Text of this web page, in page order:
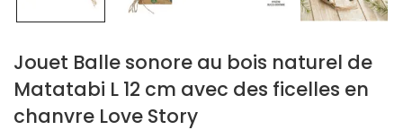
Jouet Balle sonore au bois naturel de
Matatabi L 12 cm avec des ficelles en
chanvre Love Story